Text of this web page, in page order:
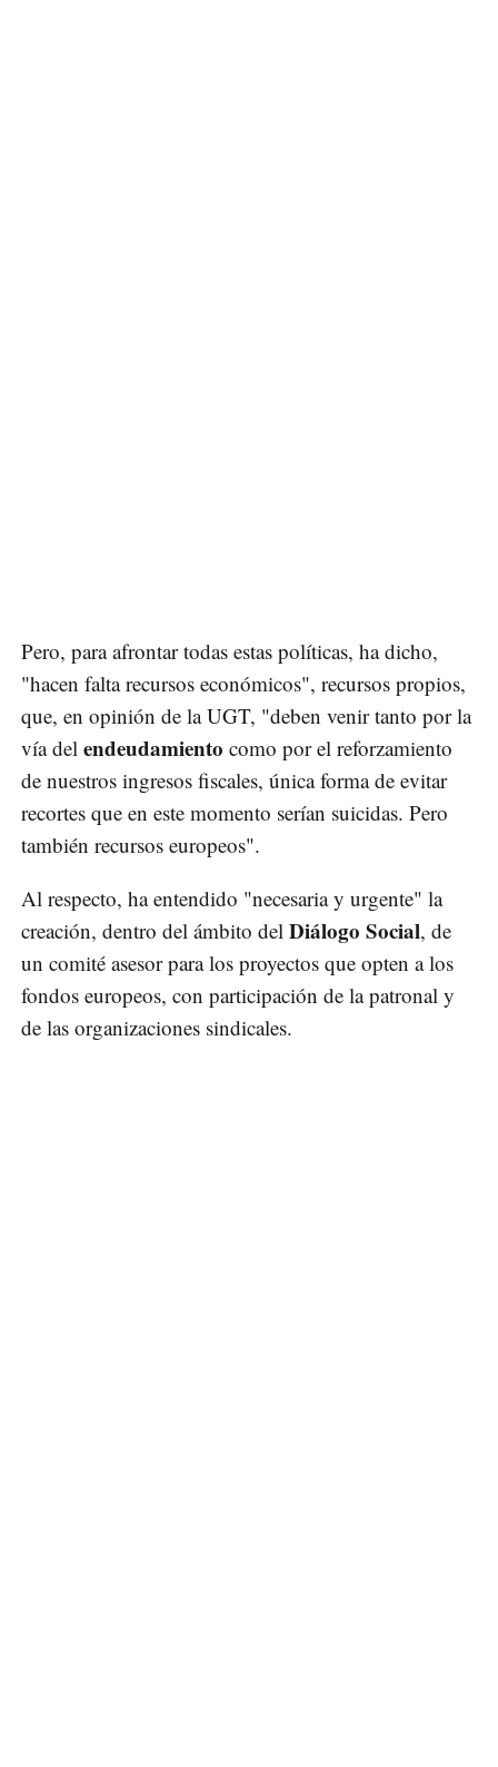
Pero, para afrontar todas estas políticas, ha dicho,
"hacen falta recursos económicos", recursos propios,
que, en opinión de la UGT, "deben venir tanto por la
vía del endeudamiento como por el reforzamiento
de nuestros ingresos fiscales, única forma de evitar
recortes que en este momento serían suicidas. Pero
también recursos europeos".
Al respecto, ha entendido "necesaria y urgente" la
creación, dentro del ámbito del Diálogo Social, de
un comité asesor para los proyectos que opten a los
fondos europeos, con participación de la patronal y
de las organizaciones sindicales.